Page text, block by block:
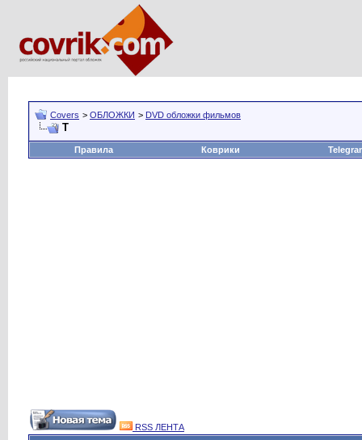
Covers > ОБЛОЖКИ > DVD обложки фильмов
Т
Правила Коврики
RSS ЛЕНТА